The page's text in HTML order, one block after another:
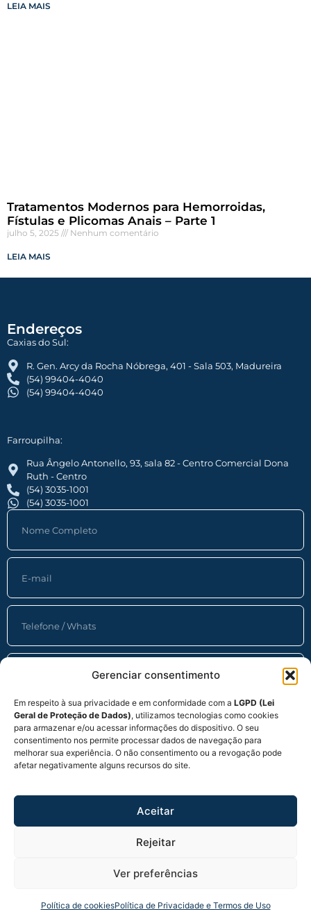
Gerenciar consentimento
Em respeito à sua privacidade e em conformidade com a LGPD (Lei
Geral de Proteção de Dados), utilizamos tecnologias como cookies
para armazenar e/ou acessar informações do dispositivo. O seu
consentimento nos permite processar dados de navegação para
melhorar sua experiência. O não consentimento ou a revogação pode
afetar negativamente alguns recursos do site.
Aceitar
Rejeitar
Ver preferências
Política de cookiesPolítica de Privacidade e Termos de Uso
LEIA MAIS
Tratamentos Modernos para Hemorroidas,
Fístulas e Plicomas Anais – Parte 1
julho 5, 2025 Nenhum comentário
LEIA MAIS
Endereços
Caxias do Sul:
R. Gen. Arcy da Rocha Nóbrega, 401 - Sala 503, Madureira
(54) 99404-4040
(54) 99404-4040
Farroupilha:
Rua Ângelo Antonello, 93, sala 82 - Centro Comercial Dona
Ruth - Centro
(54) 3035-1001
(54) 3035-1001
Consentimento (LGPD)
Concordo com o uso dos meus dados para contato e
atendimento, conforme a Política de Privacidade
Enviar
Política de Privacidade e Termos de Uso